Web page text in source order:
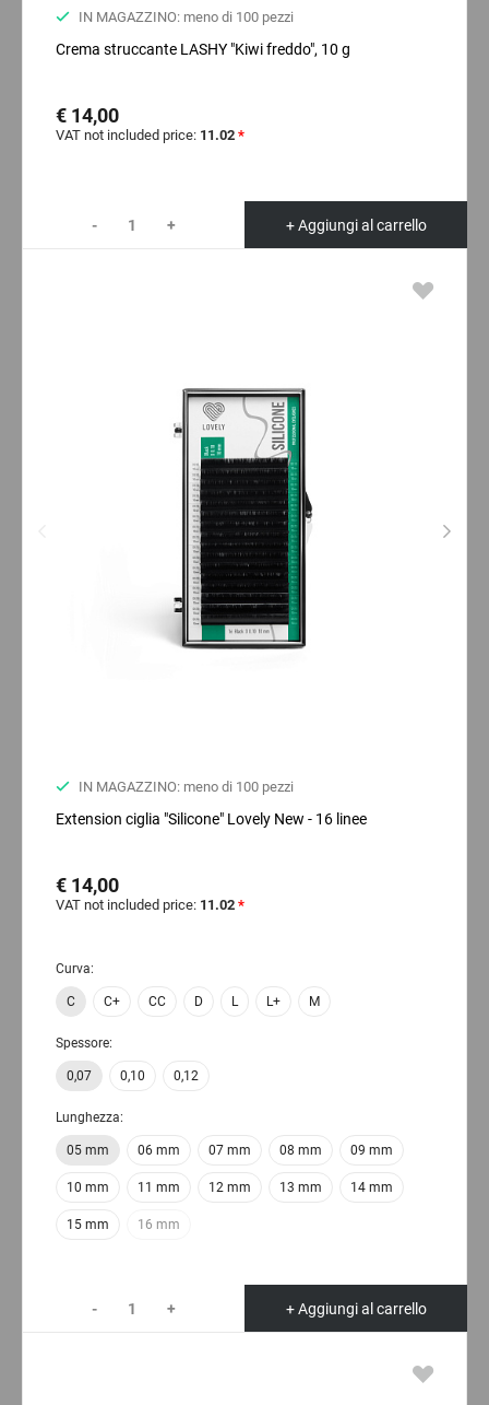
IN MAGAZZINO: meno di 100 pezzi
Crema struccante LASHY "Kiwi freddo", 10 g
€ 14,00
VAT not included price: 11.02 *
- + + Aggiungi al carrello
IN MAGAZZINO: meno di 100 pezzi
Extension ciglia "Silicone" Lovely New - 16 linee
€ 14,00
VAT not included price: 11.02 *
Curva:
C C+ CC D L L+ M
Spessore:
0,07 0,10 0,12
Lunghezza:
05 mm 06 mm 07 mm 08 mm 09 mm
10 mm 11 mm 12 mm 13 mm 14 mm
15 mm 16 mm
- + + Aggiungi al carrello